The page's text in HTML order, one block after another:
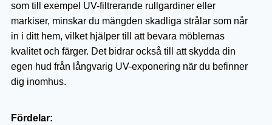
som till exempel UV-filtrerande rullgardiner eller
markiser, minskar du mängden skadliga strålar som når
in i ditt hem, vilket hjälper till att bevara möblernas
kvalitet och färger. Det bidrar också till att skydda din
egen hud från långvarig UV-exponering när du befinner
dig inomhus.
Fördelar: